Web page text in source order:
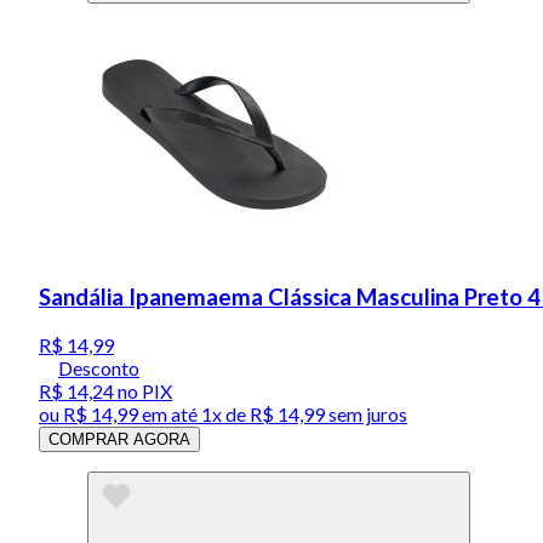
Sandália Ipanemaema Clássica Masculina Preto
R$ 14,99
Desconto
R$ 14,24no PIX
ou R$ 14,99em até 1x de R$ 14,99sem juros
COMPRAR AGORA